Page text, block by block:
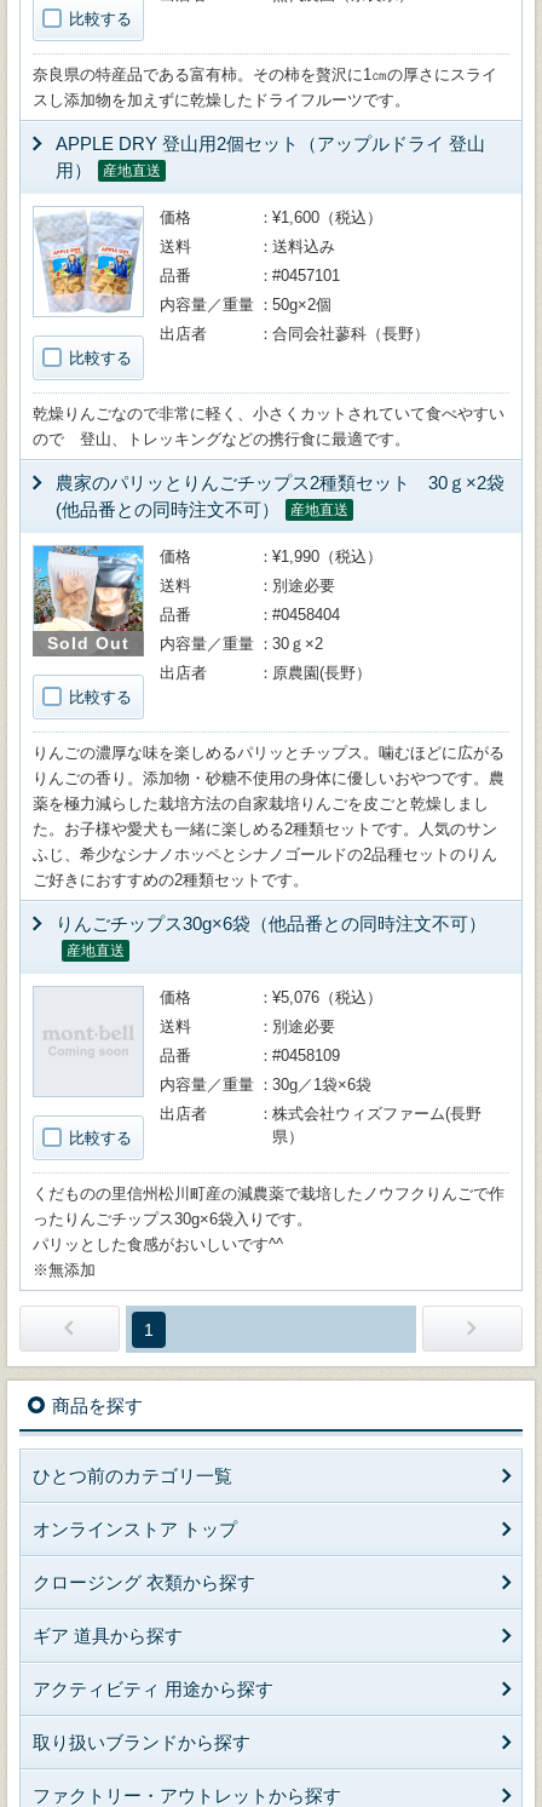
比較する
奈良県の特産品である富有柿。その柿を贅沢に1㎝の厚さにスライ
スし添加物を加えずに乾燥したドライフルーツです。
APPLE DRY 登山用2個セット（アップルドライ 登山
用）
産地直送
比較する
価格
¥1,600（税込）
送料
送料込み
品番
#0457101
内容量／重量
50g×2個
出店者
合同会社蓼科（長野）
乾燥りんごなので非常に軽く、小さくカットされていて食べやすい
ので 登山、トレッキングなどの携行食に最適です。
農家のパリッとりんごチップス2種類セット 30ｇ×2袋
(他品番との同時注文不可）
産地直送
Sold Out
比較する
価格
¥1,990（税込）
送料
別途必要
品番
#0458404
内容量／重量
30ｇ×2
出店者
原農園(長野）
りんごの濃厚な味を楽しめるパリッとチップス。噛むほどに広がる
りんごの香り。添加物・砂糖不使用の身体に優しいおやつです。農
薬を極力減らした栽培方法の自家栽培りんごを皮ごと乾燥しまし
た。お子様や愛犬も一緒に楽しめる2種類セットです。人気のサン
ふじ、希少なシナノホッペとシナノゴールドの2品種セットのりん
ご好きにおすすめの2種類セットです。
りんごチップス30g×6袋（他品番との同時注文不可）
産地直送
比較する
価格
¥5,076（税込）
送料
別途必要
品番
#0458109
内容量／重量
30g／1袋×6袋
出店者
株式会社ウィズファーム(長野
県）
くだものの里信州松川町産の減農薬で栽培したノウフクりんごで作
ったりんごチップス30g×6袋入りです。
パリッとした食感がおいしいです^^
※無添加
1
商品を探す
ひとつ前のカテゴリ一覧
オンラインストア トップ
クロージング 衣類から探す
ギア 道具から探す
アクティビティ 用途から探す
取り扱いブランドから探す
ファクトリー・アウトレットから探す